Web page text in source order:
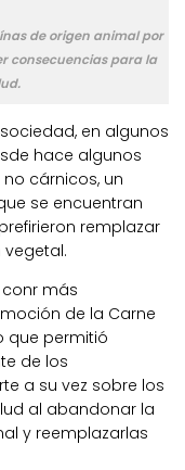
de origen animal por
consecuencias para la
en algunos
hace algunos
cárnicos, un
se encuentran
remplazar
más
de la Carne
que permitió
de los
a su vez sobre los
al abandonar la
y reemplazarlas